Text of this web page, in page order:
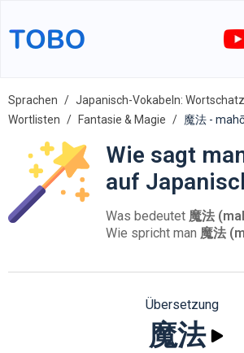
Sprachen
Japanisch-Vokabeln:
Wortlisten
Fantasie & Magie 魔法 -
Wie sagt
auf
Was bedeutet 魔法
Wie spricht man 魔法
Übersetzung
魔法